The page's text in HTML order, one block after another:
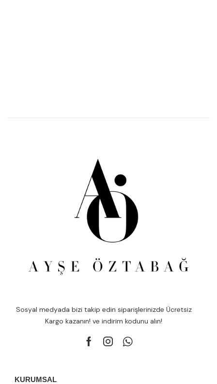
Sosyal medyada bizi takip edin siparişlerinizde Ücretsiz
Kargo kazanın! ve indirim kodunu alın!
KURUMSAL